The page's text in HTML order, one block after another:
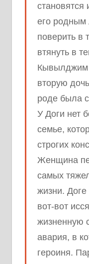
становятся
его родным
поверить в
втянуть в
Кывылджим
вторую
роде была
У Доги нет
семье,
строгих
Женщина
самых
жизни. Доге
вот-вот
жизненную
авария, в
героиня.